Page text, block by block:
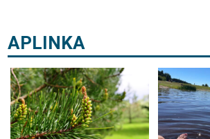
APLINKA